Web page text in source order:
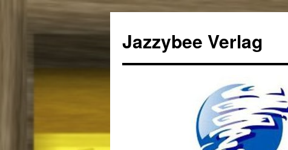
Jazzybee Verlag